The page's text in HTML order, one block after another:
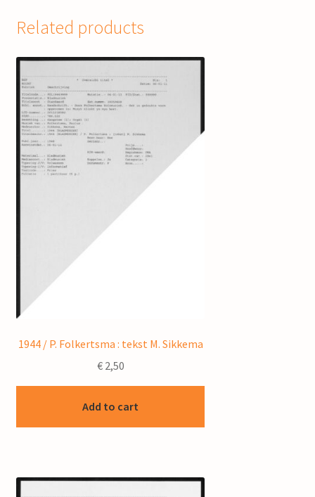
Related products
1944 / P. Folkertsma : tekst M. Sikkema
€2,50
Add to cart